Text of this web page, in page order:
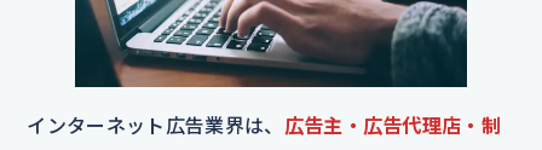
インターネット広告業界は、 広告主・広告代理店・制